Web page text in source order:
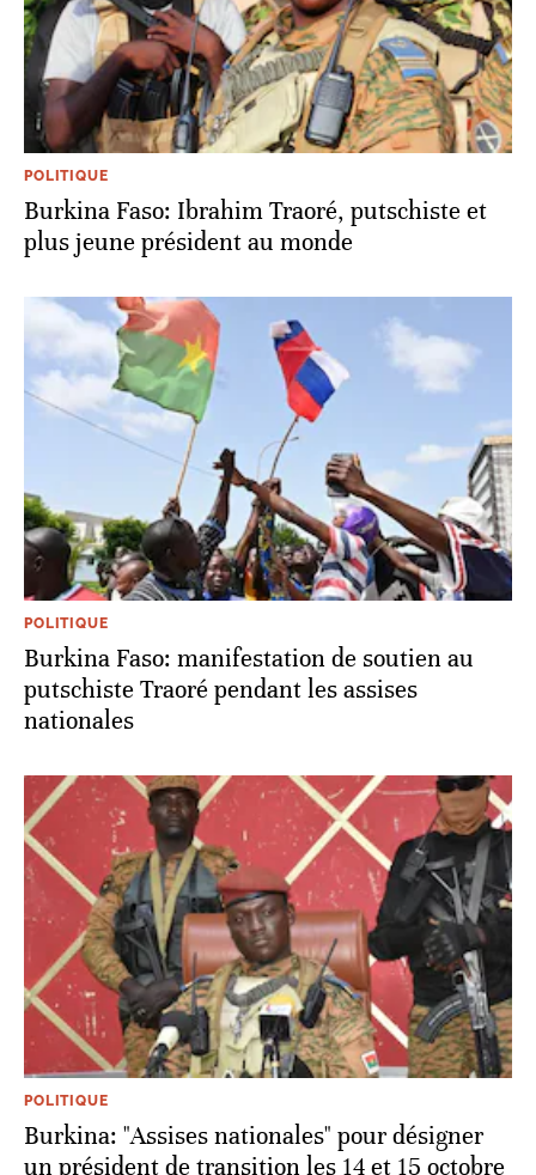
POLITIQUE
Burkina Faso: Ibrahim Traoré, putschiste et
plus jeune président au monde
POLITIQUE
Burkina Faso: manifestation de soutien au
putschiste Traoré pendant les assises
nationales
POLITIQUE
Burkina: "Assises nationales" pour désigner
un président de transition les 14 et 15 octobre